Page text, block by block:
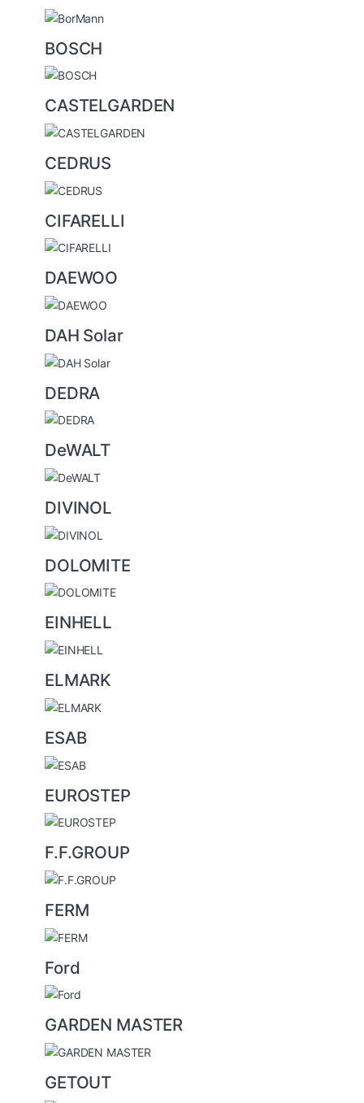
BOSCH
CASTELGARDEN
CEDRUS
CIFARELLI
DAEWOO
DAH Solar
DEDRA
DeWALT
DIVINOL
DOLOMITE
EINHELL
ELMARK
ESAB
EUROSTEP
F.F.GROUP
FERM
Ford
GARDEN MASTER
GETOUT